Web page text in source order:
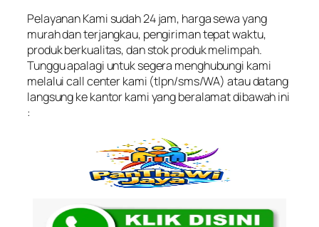
Pelayanan Kami sudah 24 jam, harga sewa yang
murah dan terjangkau, pengiriman tepat waktu,
produk berkualitas, dan stok produk melimpah.
Tunggu apalagi untuk segera menghubungi kami
melalui call center kami (tlpn/sms/WA) atau datang
langsung ke kantor kami yang beralamat dibawah ini
: